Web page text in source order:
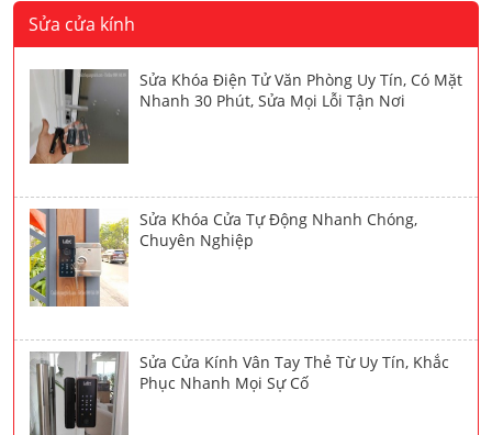
Sửa cửa kính
Sửa Khóa Điện Tử Văn Phòng Uy Tín, Có Mặt
Nhanh 30 Phút, Sửa Mọi Lỗi Tận Nơi
Sửa Khóa Cửa Tự Động Nhanh Chóng,
Chuyên Nghiệp
Sửa Cửa Kính Vân Tay Thẻ Từ Uy Tín, Khắc
Phục Nhanh Mọi Sự Cố